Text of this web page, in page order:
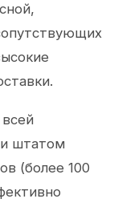
штатом
(более 100